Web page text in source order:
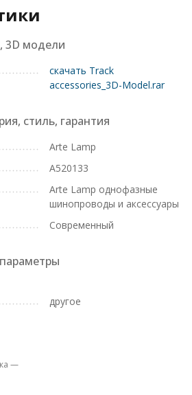
3D модели
скачать Track
accessories_3D-Model.rar
стиль, гарантия
Arte Lamp
A520133
Arte Lamp однофазные
шинопроводы и аксессуары
Современный
другое
—